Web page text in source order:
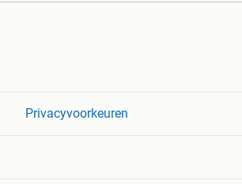
Privacyvoorkeuren